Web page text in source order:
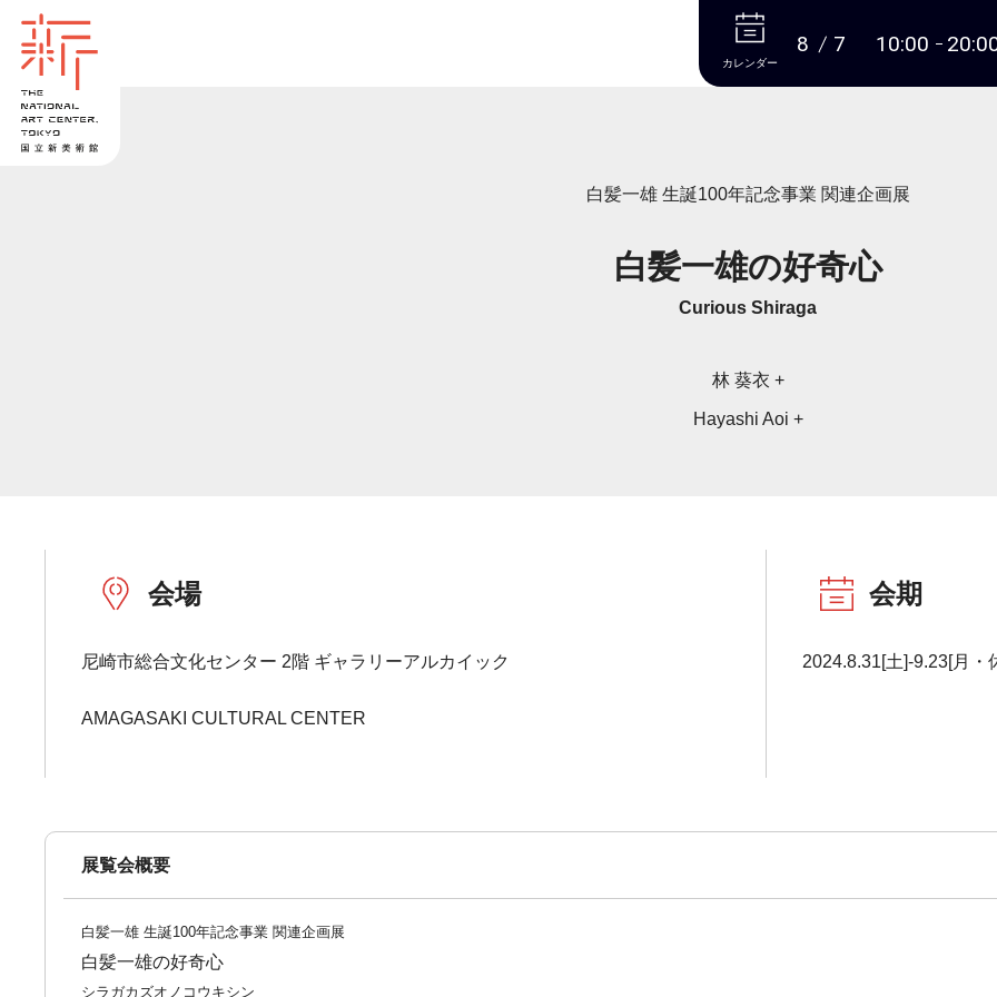
本文へ
カレンダー
8 7 10:00
白髪一雄 生誕100年記念事業 関連企画展
白髪一雄の好奇心
Curious Shiraga
林 葵衣 +
Hayashi Aoi +
会場
尼崎市総合文化センター 2階 ギャラリーアルカイック
AMAGASAKI CULTURAL CENTER
会期
2024.8.31[土]-9.23[月・
展覧会概要
白髪一雄 生誕100年記念事業 関連企画展
白髪一雄の好奇心
シラガカズオノコウキシン